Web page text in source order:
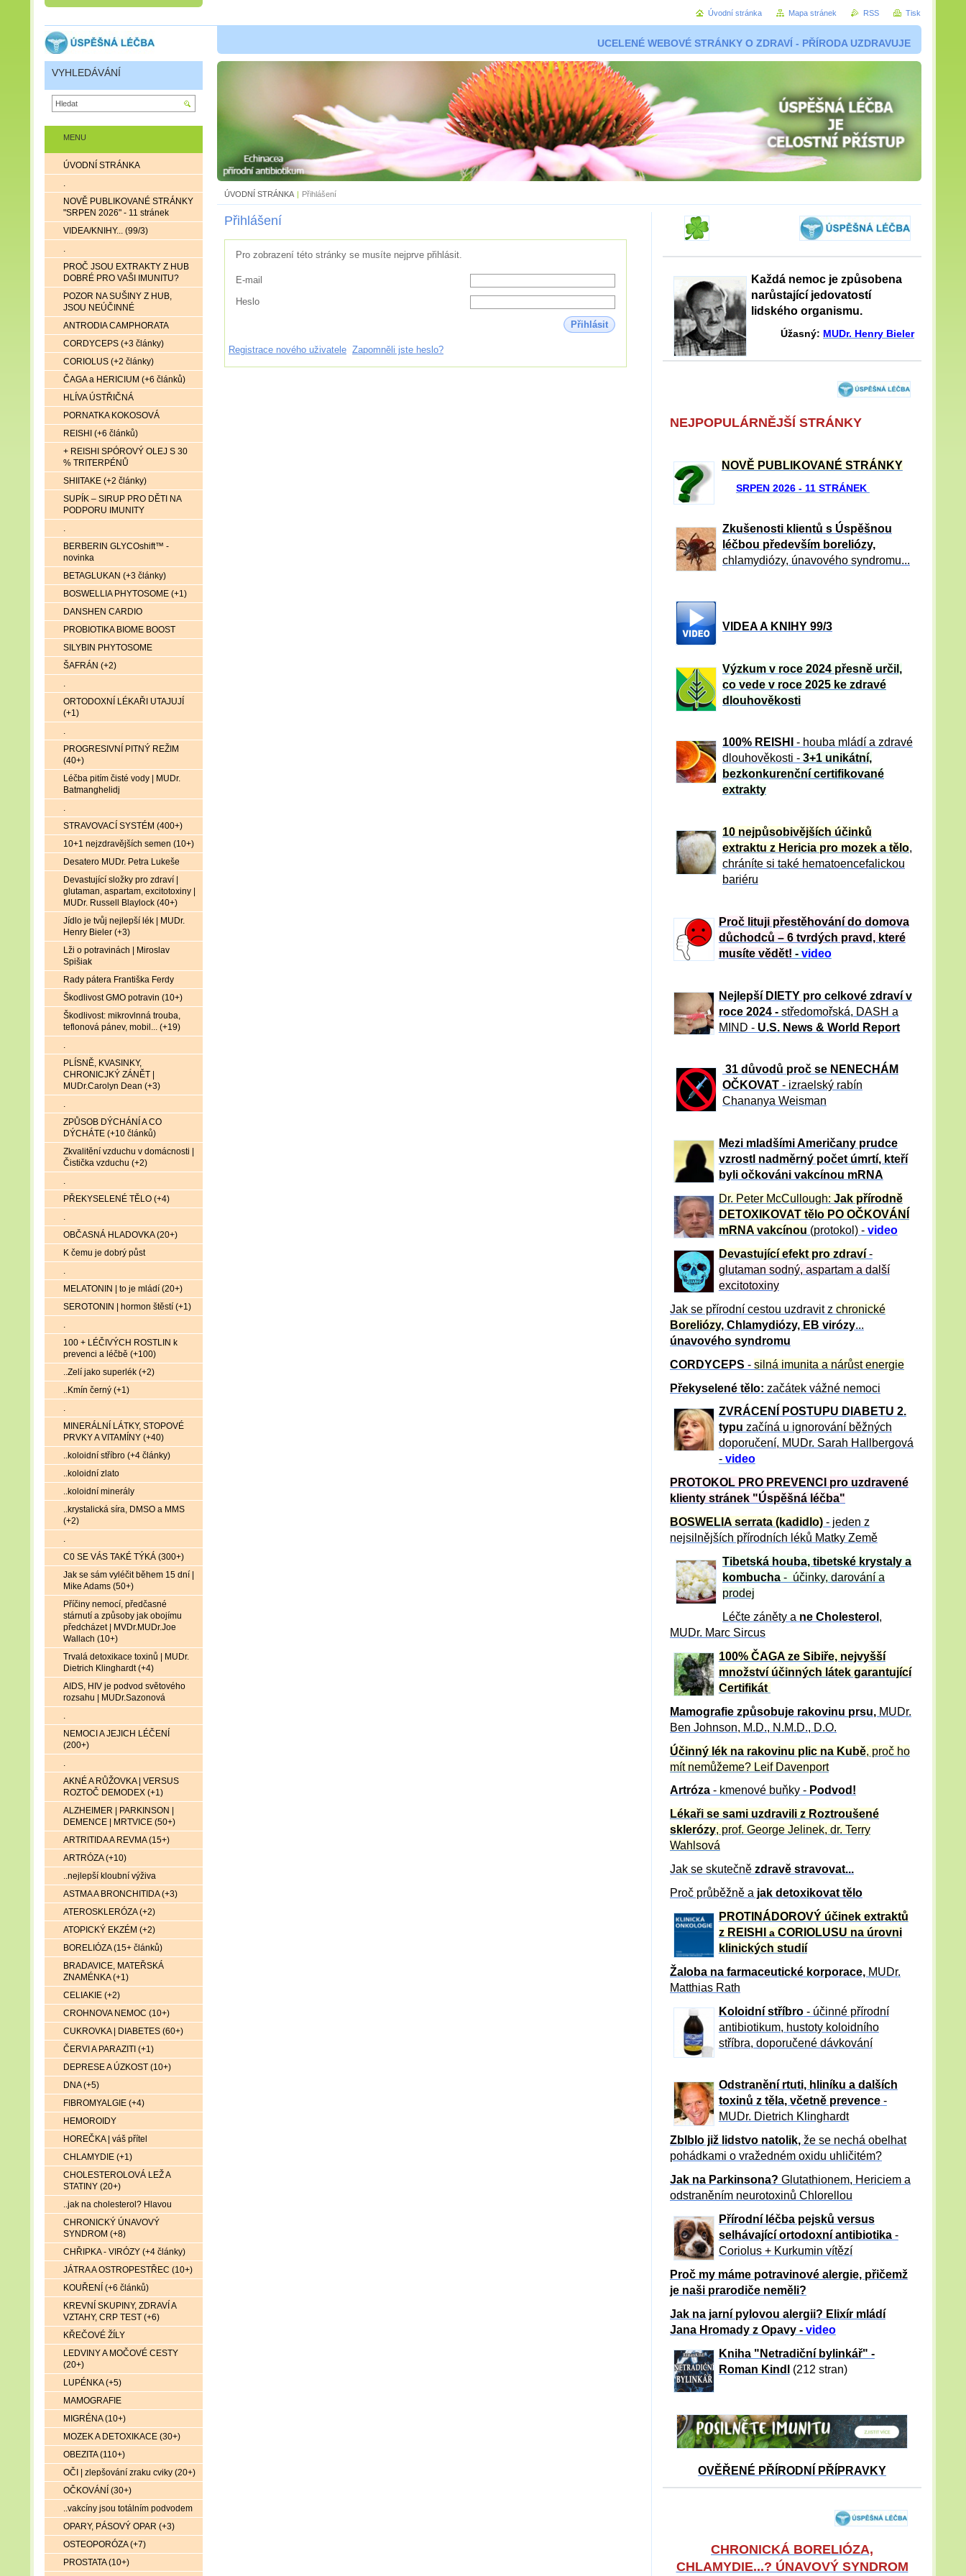
UCELENÉ WEBOVÉ STRÁNKY O ZDRAVÍ - PŘÍRODA UZDRAVUJE
ÚVODNÍ STRÁNKA | Přihlášení
Přihlášení
Pro zobrazení této stránky se musíte nejprve přihlásit.
E-mail
Heslo
Přihlásit
Registrace nového uživatele Zapomněli jste heslo?
Každá nemoc je způsobena
narůstající jedovatostí
lidského organismu.
Úžasný: MUDr. Henry Bieler
NEJPOPULÁRNĚJŠÍ STRÁNKY
NOVĚ PUBLIKOVANÉ STRÁNKY
SRPEN 2026 - 11 STRÁNEK
Zkušenosti klientů s Úspěšnou
léčbou především boreliózy,
chlamydiózy, únavového syndromu...
VIDEA A KNIHY 99/3
Výzkum v roce 2024 přesně určil,
co vede v roce 2025 ke zdravé
dlouhověkosti
100% REISHI
- houba mládí a zdravé
dlouhověkosti - 3+1 unikátní,
bezkonkurenční certifikované
extrakty
10 nejpůsobivějších účinků
extraktu z Hericia pro mozek a tělo,
chráníte si také hematoencefalickou
bariéru
Proč lituji přestěhování do domova
důchodců – 6 tvrdých pravd, které
musíte vědět! - video
Nejlepší DIETY pro celkové zdraví v
roce 2024 - středomořská, DASH a
MIND - U.S. News & World Report
31 důvod ů proč se NENECHÁM
OČKOVAT - izraelský rabín
Chananya Weisman
Mezi mladšími Američany prudce
vzrostl nadměrný počet úmrtí, kteří
byli očkováni vakcínou mRNA
Dr. Peter McCullough: Jak přírodně
DETOXIKOVAT tělo PO OČKOVÁNÍ
mRNA vakcínou (protokol) - video
Devastující efekt pro zdraví-
glutaman sodný, aspartam a další
excitotoxiny
Jak se přírodní cestou uzdravit z chronické
Boreliózy, Chlamydiózy, EB virózy...
únavového syndromu
CORDYCEPS - silná imunita a nárůst energie
Překyselené tělo: začátek vážné nemoci
ZVRÁCE NÍ POSTUPU DIABETU 2.
typu začíná u ignorování běžných
doporučení, MUDr. Sarah Hallbergová
- video
PROTOKOL PRO PREVENCI pro uzdravené
klienty stránek "Úspěšná léčba"
BOSWELIA serrata (kadidlo) - jeden z
nejsilnějších přírodních léků Matky Země
Tibetská houba, tibetské krystaly a
kombucha - účinky, darování a
prodej
Léčte záněty a ne Cholesterol ,
MUDr. Marc Sircus
100% ČAGA ze Sibiře, nejvyšší
množství účinných látek garantující
Certifikát
Mamografie způsobuje rakovinu prsu, MUDr.
Ben Johnson, M.D., N.M.D., D.O.
Účinný lék na rakovinu plic na Kubě, proč ho
mít nemůžeme? Leif Davenport
Artróza - kmenové buňky - Podvod!
Lékaři se sami uzdravili z Roztroušené
sklerózy, prof. George Jelinek, dr. Terry
Wahlsová
Jak se skutečně zdravě stravovat...
Proč průběžně a jak detoxikovat tělo
PROTINÁDOROVÝ účinek extraktů
z REISHI a CORIOLUSU na úrovni
klinických studií
Žaloba na farmaceutické korporace, MUDr.
Matthias Rath
Koloidní stříbro- účinné přírodní
antibiotikum, hustoty koloidního
stříbra, doporučené dávkování
Odstranění rtuti, hliníku a dalších
toxinů z těla, včetně prevence -
MUDr. Dietrich Klinghardt
Zblblo již lidstvo natolik, že se nechá obelhat
pohádkami o vražedném oxidu uhličitém?
Jak na Parkinsona? Glutathionem, Hericiem a
odstraněním neurotoxinů Chlorellou
Přírodní léčba pejsků versus
selhávající ortodoxní antibiotika -
Coriolus + Kurkumin vítězí
Proč my máme potravinové alergie, přičemž
je naši prarodiče neměli?
Jak na jarní pylovou alergii? Elixír mládí
Jana Hromady z Opavy - video
Kniha "Netradiční bylinkář" -
Roman Kindl
(212 stran)
OVĚŘENÉ PŘÍRODNÍ PŘÍPRAVKY
CHRONICKÁ BORELIÓZA,
CHLAMYDIE...? ÚNAVOVÝ SYNDROM
MENU
ÚVODNÍ STRÁNKA
.
NOVĚ PUBLIKOVANÉ STRÁNKY
"SRPEN 2026" - 11 stránek
VIDEA/KNIHY... (99/3)
.
PROČ JSOU EXTRAKTY Z HUB
DOBRÉ PRO VAŠI IMUNITU?
POZOR NA SUŠINY Z HUB,
JSOU NEÚČINNÉ
ANTRODIA CAMPHORATA
CORDYCEPS (+3 články)
CORIOLUS (+2 články)
ČAGA a HERICIUM (+6 článků)
HLÍVA ÚSTŘIČNÁ
PORNATKA KOKOSOVÁ
REISHI (+6 článků)
+ REISHI SPÓROVÝ OLEJ S 30
% TRITERPÉNŮ
SHIITAKE (+2 články)
SUPÍK – SIRUP PRO DĚTI NA
PODPORU IMUNITY
.
BERBERIN GLYCOshift™ -
novinka
BETAGLUKAN (+3 články)
BOSWELLIA PHYTOSOME (+1)
DANSHEN CARDIO
PROBIOTIKA BIOME BOOST
SILYBIN PHYTOSOME
ŠAFRÁN (+2)
.
ORTODOXNÍ LÉKAŘI UTAJUJÍ
(+1)
.
PROGRESIVNÍ PITNÝ REŽIM
(40+)
Léčba pitím čisté vody | MUDr.
Batmanghelidj
.
STRAVOVACÍ SYSTÉM (400+)
10+1 nejzdravějších semen (10+)
Desatero MUDr. Petra Lukeše
Devastující složky pro zdraví |
glutaman, aspartam, excitotoxiny |
MUDr. Russell Blaylock (40+)
Jídlo je tvůj nejlepší lék | MUDr.
Henry Bieler (+3)
Lži o potravinách | Miroslav
Spišiak
Rady pátera Františka Ferdy
Škodlivost GMO potravin (10+)
Škodlivost: mikrovlnná trouba,
teflonová pánev, mobil... (+19)
.
PLÍSNĚ, KVASINKY,
CHRONICJKÝ ZÁNĚT |
MUDr.Carolyn Dean (+3)
.
ZPŮSOB DÝCHÁNÍ A CO
DÝCHÁTE (+10 článků)
Zkvalitění vzduchu v domácnosti |
Čistička vzduchu (+2)
.
PŘEKYSELENÉ TĚLO (+4)
.
OBČASNÁ HLADOVKA (20+)
K čemu je dobrý půst
.
MELATONIN | to je mládí (20+)
SEROTONIN | hormon štěstí (+1)
.
100 + LÉČIVÝCH ROSTLIN k
prevenci a léčbě (+100)
..Zelí jako superlék (+2)
..Kmín černý (+1)
.
MINERÁLNÍ LÁTKY, STOPOVÉ
PRVKY A VITAMÍNY (+40)
..koloidní stříbro (+4 články)
..koloidní zlato
..koloidní minerály
..krystalická síra, DMSO a MMS
(+2)
.
C0 SE VÁS TAKÉ TÝKÁ (300+)
Jak se sám vyléčit během 15 dní |
Mike Adams (50+)
Příčiny nemocí, předčasné
stárnutí a způsoby jak obojímu
předcházet | MVDr.MUDr.Joe
Wallach (10+)
Trvalá detoxikace toxinů | MUDr.
Dietrich Klinghardt (+4)
AIDS, HIV je podvod světového
rozsahu | MUDr.Sazonová
.
NEMOCI A JEJICH LÉČENÍ
(200+)
.
AKNÉ A RŮŽOVKA | VERSUS
ROZTOČ DEMODEX (+1)
ALZHEIMER | PARKINSON |
DEMENCE | MRTVICE (50+)
ARTRITIDA A REVMA (15+)
ARTRÓZA (+10)
..nejlepší kloubní výživa
ASTMA A BRONCHITIDA (+3)
ATEROSKLERÓZA (+2)
ATOPICKÝ EKZÉM (+2)
BORELIÓZA (15+ článků)
BRADAVICE, MATEŘSKÁ
ZNAMÉNKA (+1)
CELIAKIE (+2)
CROHNOVA NEMOC (10+)
CUKROVKA | DIABETES (60+)
ČERVI A PARAZITI (+1)
DEPRESE A ÚZKOST (10+)
DNA (+5)
FIBROMYALGIE (+4)
HEMOROIDY
HOREČKA | váš přítel
CHLAMYDIE (+1)
CHOLESTEROLOVÁ LEŽ A
STATINY (20+)
..jak na cholesterol? Hlavou
CHRONICKÝ ÚNAVOVÝ
SYNDROM (+8)
CHŘIPKA - VIRÓZY (+4 články)
JÁTRA A OSTROPESTŘEC (10+)
KOUŘENÍ (+6 článků)
KREVNÍ SKUPINY, ZDRAVÍ A
VZTAHY, CRP TEST (+6)
KŘEČOVÉ ŽÍLY
LEDVINY A MOČOVÉ CESTY
(20+)
LUPÉNKA (+5)
MAMOGRAFIE
MIGRÉNA (10+)
MOZEK A DETOXIKACE (30+)
OBEZITA (110+)
OČI | zlepšování zraku cviky (20+)
OČKOVÁNÍ (30+)
..vakcíny jsou totálním podvodem
OPARY, PÁSOVÝ OPAR (+3)
OSTEOPORÓZA (+7)
PROSTATA (10+)
VYHLEDÁVÁNÍ
Úvodní stránka Mapa stránek RSS Tisk